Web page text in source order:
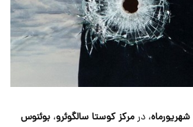
شهریورماه، درمرکز کوستا سالگوئرو، بوئنوس